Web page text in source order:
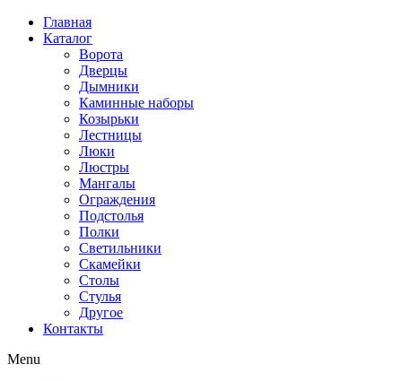
Перейти
содержимому
Главная
Каталог
Ворота
Дверцы
Дымники
Каминные наборы
Козырьки
Лестницы
Люки
Люстры
Мангалы
Ограждения
Подстолья
Полки
Светильники
Скамейки
Столы
Стулья
Другое
Контакты
Menu